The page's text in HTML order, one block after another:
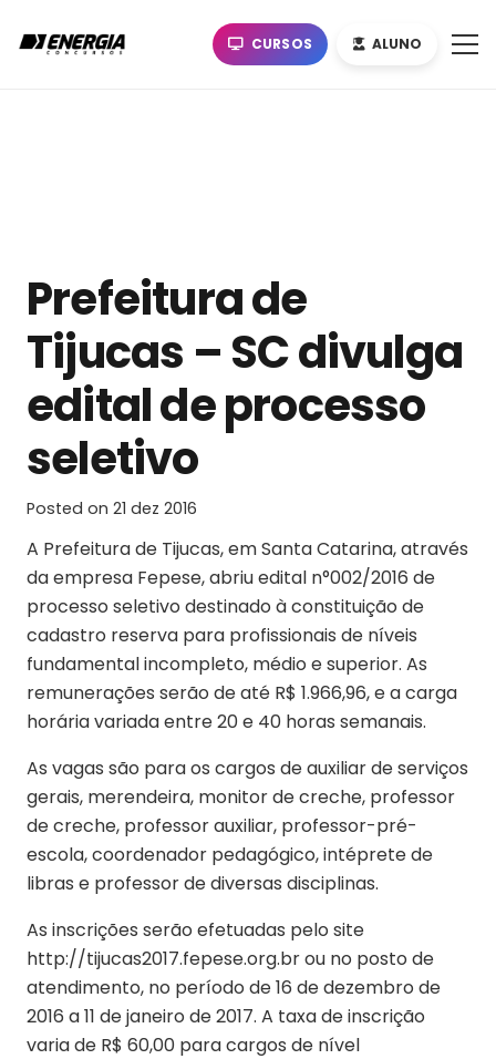
CURSOS ALUNO
Prefeitura de
Tijucas – SC divulga
edital de processo
seletivo
Posted on 21 dez 2016
A Prefeitura de Tijucas, em Santa Catarina, através
da empresa Fepese, abriu edital n°002/2016 de
processo seletivo destinado à constituição de
cadastro reserva para profissionais de níveis
fundamental incompleto, médio e superior. As
remunerações serão de até R$ 1.966,96, e a carga
horária variada entre 20 e 40 horas semanais.
As vagas são para os cargos de auxiliar de serviços
gerais, merendeira, monitor de creche, professor
de creche, professor auxiliar, professor-pré-
escola, coordenador pedagógico, intéprete de
libras e professor de diversas disciplinas.
As inscrições serão efetuadas pelo site
http://tijucas2017.fepese.org.br ou no posto de
atendimento, no período de 16 de dezembro de
2016 a 11 de janeiro de 2017. A taxa de inscrição
varia de R$ 60,00 para cargos de nível